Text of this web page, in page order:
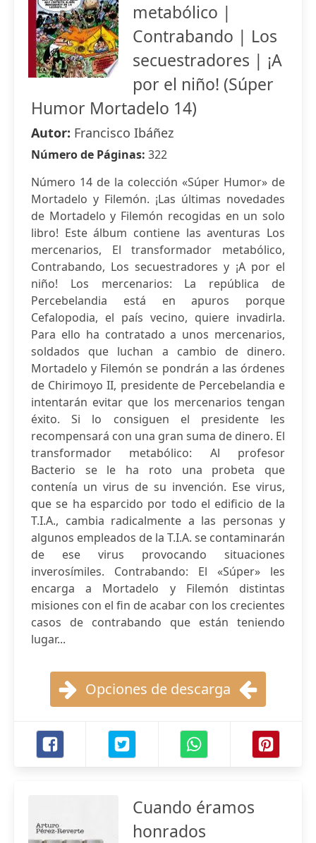
metabólico |
Contrabando | Los
secuestradores | ¡A
por el niño! (Súper
Humor Mortadelo 14)
Autor: Francisco Ibáñez
Número de Páginas: 322
Número 14 de la colección «Súper Humor» de
Mortadelo y Filemón. ¡Las últimas novedades
de Mortadelo y Filemón recogidas en un solo
libro! Este álbum contiene las aventuras Los
mercenarios, El transformador metabólico,
Contrabando, Los secuestradores y ¡A por el
niño! Los mercenarios: La república de
Percebelandia está en apuros porque
Cefalopodia, el país vecino, quiere invadirla.
Para ello ha contratado a unos mercenarios,
soldados que luchan a cambio de dinero.
Mortadelo y Filemón se pondrán a las órdenes
de Chirimoyo II, presidente de Percebelandia e
intentarán evitar que los mercenarios tengan
éxito. Si lo consiguen el presidente les
recompensará con una gran suma de dinero. El
transformador metabólico: Al profesor
Bacterio se le ha roto una probeta que
contenía un virus de su invención. Ese virus,
que se ha esparcido por todo el edificio de la
T.I.A., cambia radicalmente a las personas y
algunos empleados de la T.I.A. se contaminarán
de ese virus provocando situaciones
inverosímiles. Contrabando: El «Súper» les
encarga a Mortadelo y Filemón distintas
misiones con el fin de acabar con los crecientes
casos de contrabando que están teniendo
lugar...
Opciones de descarga
Cuando éramos
honrados